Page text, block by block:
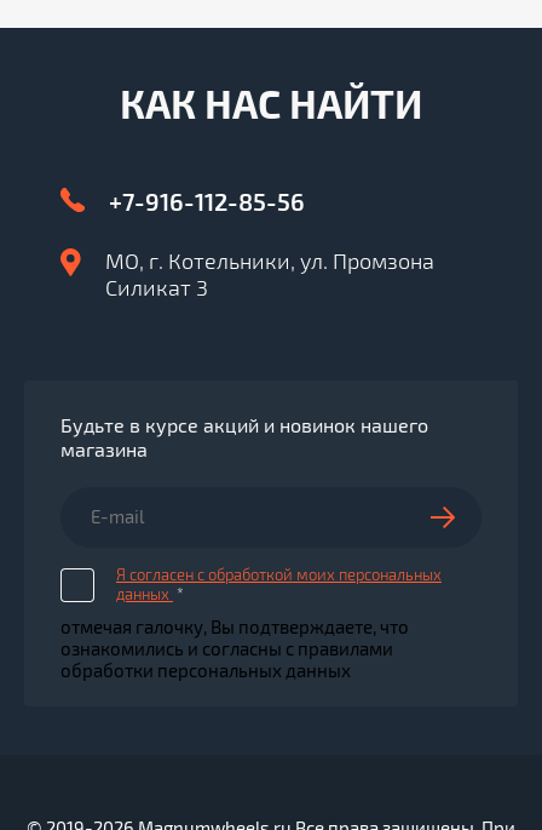
КАК НАС НАЙТИ
+7-916-112-85-56
МО, г. Котельники, ул. Промзона
Силикат 3
Будьте в курсе акций и новинок нашего
магазина
Я согласен с обработкой моих персональных
данных *
отмечая галочку, Вы подтверждаете, что
ознакомились и согласны с правилами
обработки персональных данных